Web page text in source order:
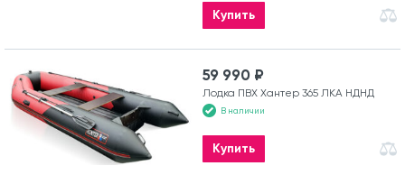
Купить
59 990 ₽
Лодка ПВХ Хантер 365 ЛКА НДНД
В наличии
Купить